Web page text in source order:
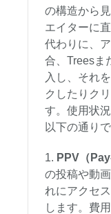
の構造から
エイターに
代わりに、
合、Treesま
入し、それ
クしたりク
す。使用状
以下の通りで
PPV（
の投稿や動
れにアクセ
します。費